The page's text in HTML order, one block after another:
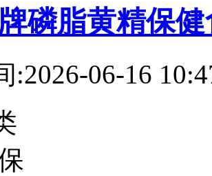
磷脂黄精保
:2026-06-16